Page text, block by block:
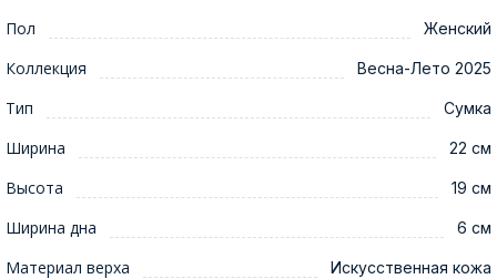
Пол Женский
Коллекция Весна-Лето 2025
Тип Сумка
Ширина 22 см
Высота 19 см
Ширина дна 6 см
Материал верха Искусственная кожа